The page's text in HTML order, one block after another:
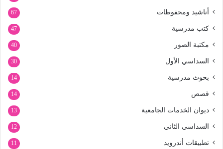
أناشيد ومحفوظات 67
كتب مدرسية 47
مكتبة الصور 40
السداسي الأول 30
بحوث مدرسية 14
قصص 14
ديوان الخدمات الجامعية 13
السداسي الثاني 12
تطبيقات أندرويد 11